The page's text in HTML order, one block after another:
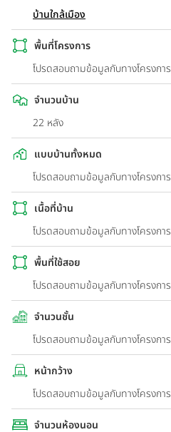
บ้านใกล้เมือง
พื้นที่โครงการ
โปรดสอบถามข้อมูลกับทางโครงการ
จำนวนบ้าน
22 หลัง
แบบบ้านทั้งหมด
โปรดสอบถามข้อมูลกับทางโครงการ
เนื้อที่บ้าน
โปรดสอบถามข้อมูลกับทางโครงการ
พื้นที่ใช้สอย
โปรดสอบถามข้อมูลกับทางโครงการ
จำนวนชั้น
โปรดสอบถามข้อมูลกับทางโครงการ
หน้ากว้าง
โปรดสอบถามข้อมูลกับทางโครงการ
จำนวนห้องนอน